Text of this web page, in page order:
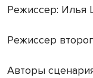
Режиссер: Илья
Режиссер
Авторы